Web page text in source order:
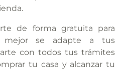
de forma gratuita para
mejor se adapte a tus
con todos tus trámites
tu casa y alcanzar tu